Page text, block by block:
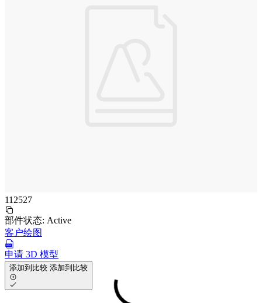
112527
部件状态: Active
客户绘图
申请 3D 模型
添加到比较 添加到比较